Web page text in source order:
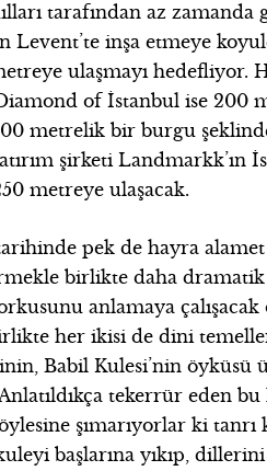
tarafından az zamanda
Levent’te inşa etmeye
ulaşmayı hedefliyor.
of İstanbul ise 200
metrelik bir burgu
şirketi Landmarkk’ın
metreye ulaşacak.
pek de hayra alamet
birlikte daha
anlamaya
her ikisi de dini
Babil Kulesi’nin öyküsü
tekerrür eden
şımarıyorlar ki
başlarına yıkıp,